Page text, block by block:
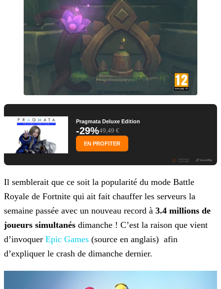
Pragmata Deluxe Edition
-29%49,49 €
EN PROFITER
Il semblerait que ce soit la popularité du mode Battle
Royale de Fortnite qui ait fait chauffer les serveurs la
semaine passée avec un nouveau record à 3.4 millions de
joueurs simultanés dimanche ! C’est la raison que vient
d’invoquer Epic Games (source en anglais) afin
d’expliquer le crash de dimanche dernier.